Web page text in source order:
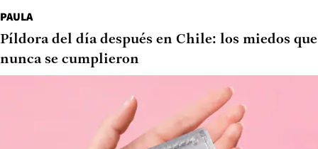
PAULA
Píldora del día después en Chile: los miedos que
nunca se cumplieron